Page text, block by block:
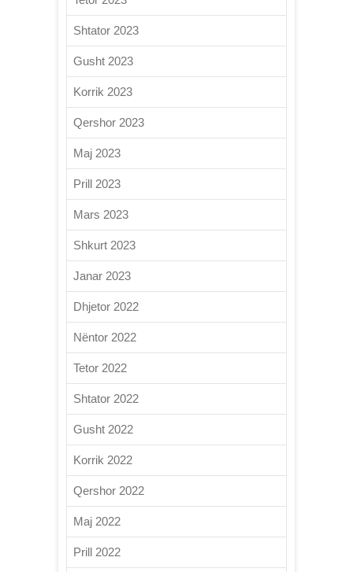
Shtator 2023
Gusht 2023
Korrik 2023
Qershor 2023
Maj 2023
Prill 2023
Mars 2023
Shkurt 2023
Janar 2023
Dhjetor 2022
Nëntor 2022
Tetor 2022
Shtator 2022
Gusht 2022
Korrik 2022
Qershor 2022
Maj 2022
Prill 2022